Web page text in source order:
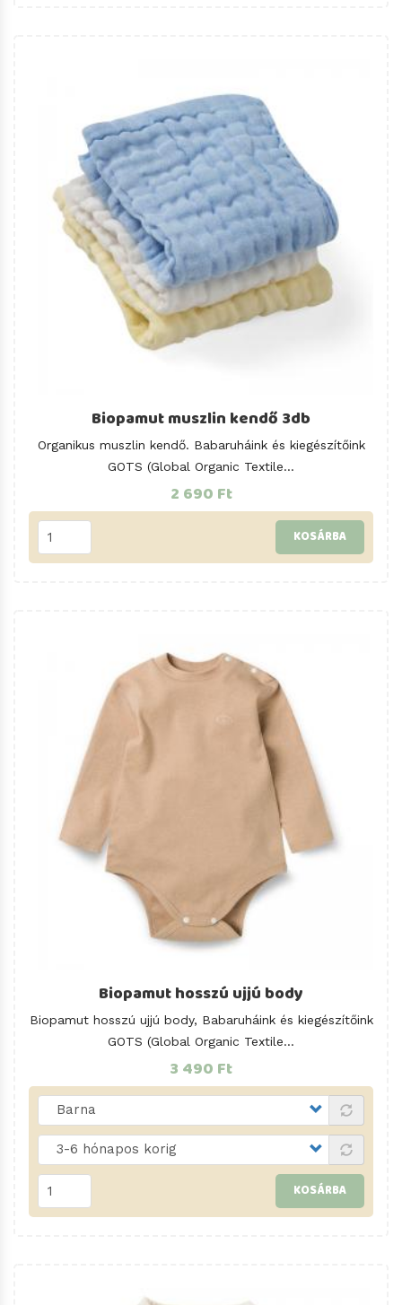
Biopamut muszlin kendő 3db
Organikus muszlin kendő. Babaruháink és kiegészítőink
GOTS (Global Organic Textile...
2 690 Ft
KOSÁRBA
Biopamut hosszú ujjú body
Biopamut hosszú ujjú body, Babaruháink és kiegészítőink
GOTS (Global Organic Textile...
3 490 Ft
KOSÁRBA